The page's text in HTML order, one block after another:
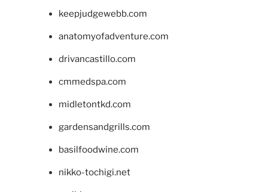
keepjudgewebb.com
anatomyofadventure.com
drivancastillo.com
cmmedspa.com
midletontkd.com
gardensandgrills.com
basilfoodwine.com
nikko-tochigi.net